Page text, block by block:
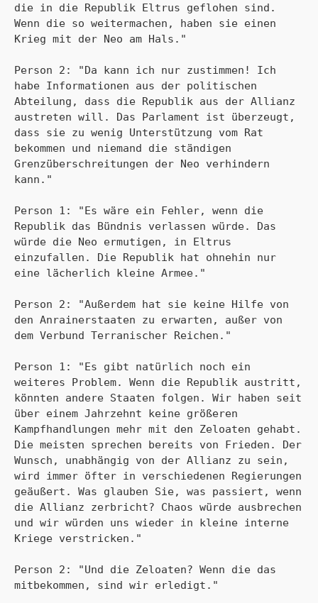
die in die Republik Eltrus geflohen sind.
Wenn die so weitermachen, haben sie einen
Krieg mit der Neo am Hals."
Person 2: "Da kann ich nur zustimmen! Ich
habe Informationen aus der politischen
Abteilung, dass die Republik aus der Allianz
austreten will. Das Parlament ist überzeugt,
dass sie zu wenig Unterstützung vom Rat
bekommen und niemand die ständigen
Grenzüberschreitungen der Neo verhindern
kann."
Person 1: "Es wäre ein Fehler, wenn die
Republik das Bündnis verlassen würde. Das
würde die Neo ermutigen, in Eltrus
einzufallen. Die Republik hat ohnehin nur
eine lächerlich kleine Armee."
Person 2: "Außerdem hat sie keine Hilfe von
den Anrainerstaaten zu erwarten, außer von
dem Verbund Terranischer Reichen."
Person 1: "Es gibt natürlich noch ein
weiteres Problem. Wenn die Republik austritt,
könnten andere Staaten folgen. Wir haben seit
über einem Jahrzehnt keine größeren
Kampfhandlungen mehr mit den Zeloaten gehabt.
Die meisten sprechen bereits von Frieden. Der
Wunsch, unabhängig von der Allianz zu sein,
wird immer öfter in verschiedenen Regierungen
geäußert. Was glauben Sie, was passiert, wenn
die Allianz zerbricht? Chaos würde ausbrechen
und wir würden uns wieder in kleine interne
Kriege verstricken."
Person 2: "Und die Zeloaten? Wenn die das
mitbekommen, sind wir erledigt."